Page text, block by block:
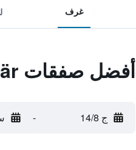
غرف
أفضل صفقات Berliner Bär
ج 14/8 - س